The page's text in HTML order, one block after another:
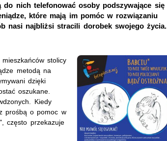
nich telefonować osoby podszywające się
które mają im pomóc w rozwiązaniu
nasi najbliżsi stracili dorobek swojego życia.
stolicy
metodą na
dzięki
oszukane.
Kiedy
prośbą o pomoc w
często przekazuje